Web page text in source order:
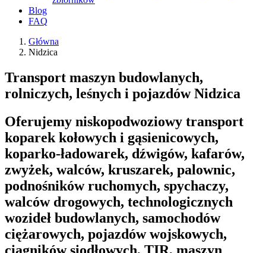
Blog
FAQ
Główna
Nidzica
Transport maszyn budowlanych,
rolniczych, leśnych i pojazdów Nidzica
Oferujemy niskopodwoziowy transport
koparek kołowych i gąsienicowych,
koparko-ładowarek, dźwigów, kafarów,
zwyżek, walców, kruszarek, palownic,
podnośników ruchomych, spychaczy,
walców drogowych, technologicznych
wozideł budowlanych, samochodów
ciężarowych, pojazdów wojskowych,
ciągników siodłowych, TIR, maszyn